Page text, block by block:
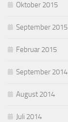
Oktober 2015
September 2015
Februar 2015
September 2014
August 2014
Juli 2014